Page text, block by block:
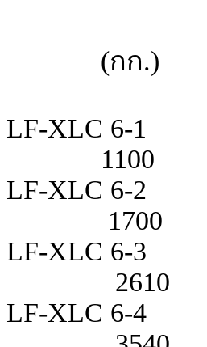
(ชิ้น)
(กก.)
LF-
1100
LF-
1700
LF-
2610
LF-